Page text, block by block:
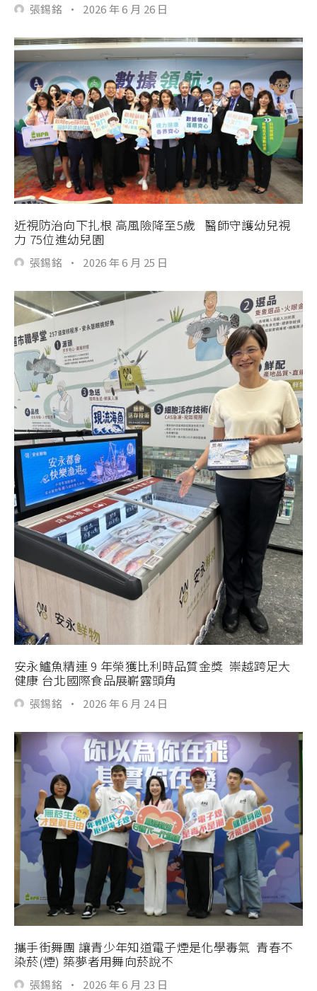
張錫銘 · 2026 年 6 月 26 日
近視防治向下扎根 高風險降至5歲 醫師守護幼兒視
力 75位進幼兒園
張錫銘 · 2026 年 6 月 25 日
安永鱸魚精連 9 年榮獲比利時品質金獎 崇越跨足大
健康 台北國際食品展嶄露頭角
張錫銘 · 2026 年 6 月 24 日
攜手街舞團 讓青少年知道電子煙是化學毒氣 青春不
染菸(煙) 築夢者用舞向菸說不
張錫銘 · 2026 年 6 月 23 日